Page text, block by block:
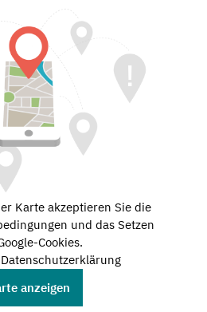
Karte akzeptieren Sie die
und das Setzen
Cookies.
anzeigen